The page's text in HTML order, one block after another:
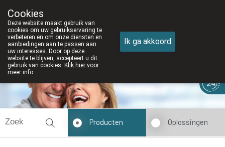
050/82 28 83
Vandaag
Producten Oplossingen
Cookies
Deze website maakt gebruik van
cookies om uw gebruikservaring te
verbeteren en om onze diensten en
aanbiedingen aan te passen aan
uw interesses. Door op deze
website te blijven, accepteert u dit
gebruik van cookies. Klik hier voor
meer info.
Ik ga akkoord